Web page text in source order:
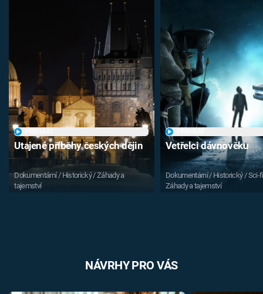
Utajené příběhy českých dějin
Dokumentární / Historický / Záhady a
tajemství
Vetřelci dávnověku
Dokumentární / Historický / Sci-
Záhady a tajemství
NÁVRHY PRO VÁS